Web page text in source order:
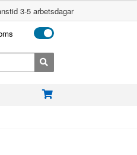
3-5 arbetsdagar